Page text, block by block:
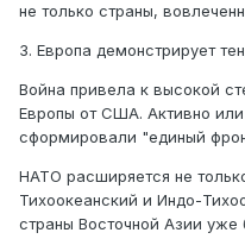
не только страны,
3. Европа демонстрирует
Война привела к высокой
Европы от США. Активно
сформировали "единый
НАТО расширяется не
Тихоокеанский и Индо-
страны Восточной Азии уже